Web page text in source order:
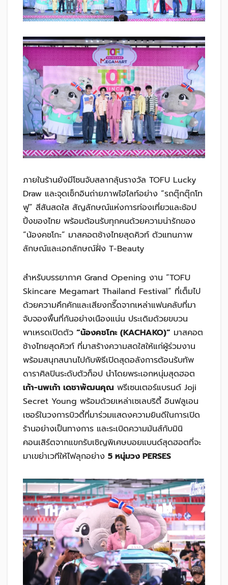
ภายในร้านยังมีโซนจับสลากลุ้นรางวัล TOFU Lucky
Draw และจุดเช็กอินถ่ายภาพไฮไลท์อย่าง “รถตุ๊กตุ๊กโท
ฟู” สีสันสดใส สัญลักษณ์แห่งการท่องเที่ยวและช้อป
ปิ้งของไทย พร้อมต้อนรับทุกคนด้วยความน่ารักของ
“น้องคชโกะ” มาสคอตช้างไทยสุดคิวท์ ตัวแทนภาพ
ลักษณ์และเอกลักษณ์ฝั่ง T-Beauty
สำหรับบรรยากาศ Grand Opening งาน “TOFU
Skincare Megamart Thailand Festival” ที่เต็มไป
ด้วยความคึกคักและเสียงกรี๊ดจากเหล่าแฟนคลับที่มา
จับจองพื้นที่กันอย่างเนืองแน่น ประเดิมด้วยขบวน
พาเหรดเปิดตัว “น้องคชโกะ (KACHAKO)” มาสคอต
ช้างไทยสุดคิวท์ ที่มาสร้างความสดใสให้แก่ผู้ร่วมงาน
พร้อมสนุกสนานไปกับพิธีเปิดสุดอลังการต้อนรับทัพ
ดาราศิลปินระดับตัวท็อป นำโดยพระเอกหนุ่มสุดฮอต
เก้า-นพเก้า เดชาพัฒนคุณ พรีเซนเตอร์แบรนด์ Joji
Secret Young พร้อมด้วยเหล่าเซเลบริตี้ อินฟลูเอน
เซอร์ในวงการบิวตี้ที่มาร่วมแสดงความยินดีในการเปิด
ร้านอย่างเป็นทางการ และระเบิดความมันส์กับมินิ
คอนเสิร์ตจากแขกรับเชิญพิเศษบอยแบนด์สุดฮอตที่จะ
มาเขย่าเวทีให้ไฟลุกอย่าง 5 หนุ่มวง PERSES